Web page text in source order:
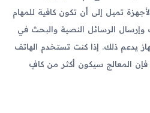
تميل إلى أن تكون كافية للمهام
وإرسال الرسائل النصية والبحث في
يدعم ذلك. إذا كنت تستخدم الهاتف
فإن المعالج سيكون أكثر من كافٍ